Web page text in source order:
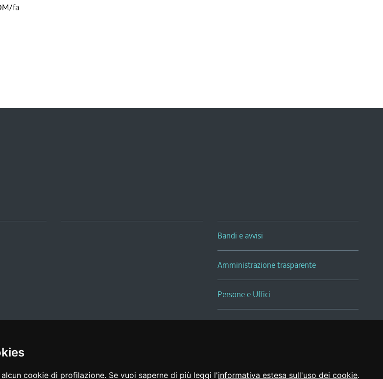
cookie di profilazione. Se vuoi saperne di più leggi l'informativa estesa sull'uso dei cookie.
fa
Bandi e avvisi
Amministrazione trasparente
Persone e Uffici
Sala Tiziano Tessitori
dichiarazione di accessibilità | feedback Realizzato da